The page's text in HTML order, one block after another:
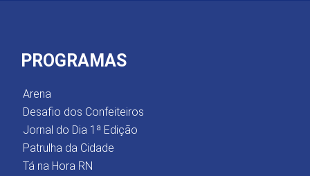
PROGRAMAS
Arena
Desafio dos Confeiteiros
Jornal do Dia 1ª Edição
Patrulha da Cidade
Tá na Hora RN